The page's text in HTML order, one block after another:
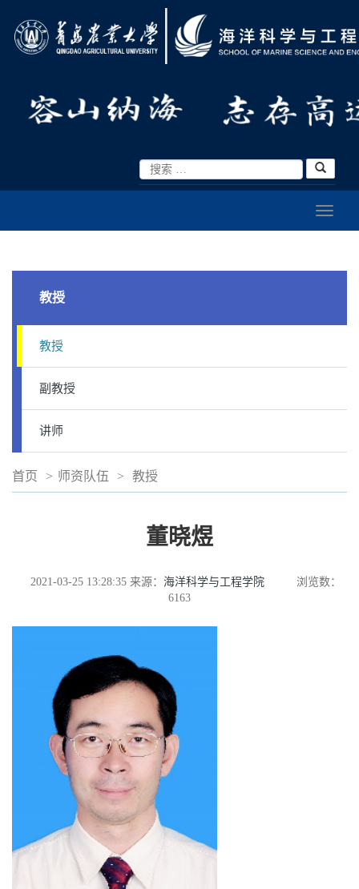
教授
教授
副教授
讲师
首页 > 师资队伍 > 教授
董晓煜
2021-03-25 13:28:35 来源： 海洋科学与工程学院
浏览数：
6163